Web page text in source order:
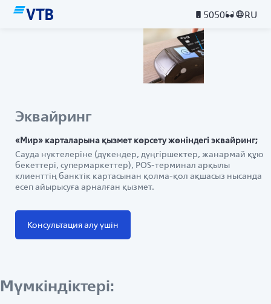
5050 RU
Эквайринг
«Мир» карталарына қызмет көрсету жөніндегі эквайринг;
Сауда нүктелеріне (дүкендер, дүңгіршектер, жанармай құю
бекеттері, супермаркеттер), POS-терминал арқылы
клиенттің банктік картасынан қолма-қол ақшасыз нысанда
есеп айырысуға арналған қызмет.
Консультация алу үшін
Мүмкіндіктері: